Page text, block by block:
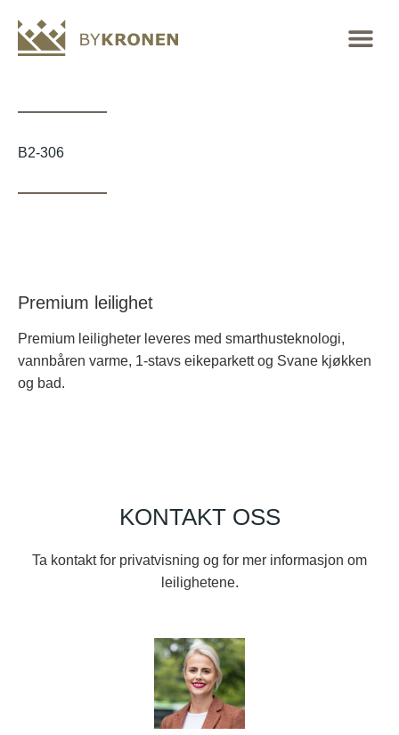
B2-306
Premium leilighet
Premium leiligheter leveres med smarthusteknologi,
vannbåren varme, 1-stavs eikeparkett og Svane kjøkken
og bad.
KONTAKT OSS
Ta kontakt for privatvisning og for mer informasjon om
leilighetene.